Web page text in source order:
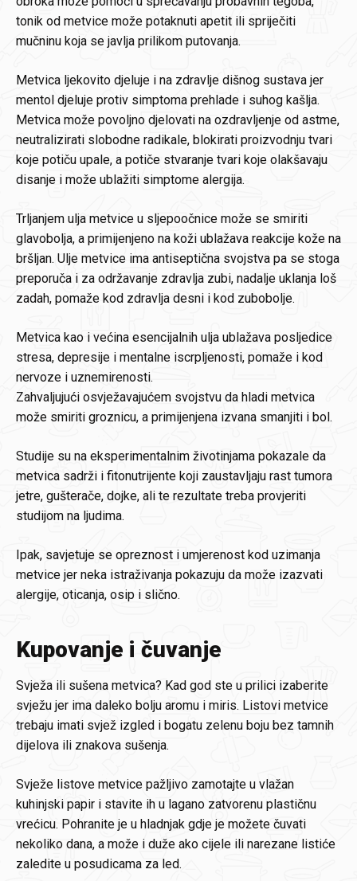
tonik od metvice može potaknuti apetit ili spriječiti
mučninu koja se javlja prilikom putovanja.
Metvica ljekovito djeluje i na zdravlje dišnog sustava jer
mentol djeluje protiv simptoma prehlade i suhog kašlja.
Metvica može povoljno djelovati na ozdravljenje od astme,
neutralizirati slobodne radikale, blokirati proizvodnju tvari
koje potiču upale, a potiče stvaranje tvari koje olakšavaju
disanje i može ublažiti simptome alergija.
Trljanjem ulja metvice u sljepoočnice može se smiriti
glavobolja, a primijenjeno na koži ublažava reakcije kože na
bršljan. Ulje metvice ima antiseptična svojstva pa se stoga
preporuča i za održavanje zdravlja zubi, nadalje uklanja loš
zadah, pomaže kod zdravlja desni i kod zubobolje.
Metvica kao i većina esencijalnih ulja ublažava posljedice
stresa, depresije i mentalne iscrpljenosti, pomaže i kod
nervoze i uznemirenosti.
Zahvaljujući osvježavajućem svojstvu da hladi metvica
može smiriti groznicu, a primijenjena izvana smanjiti i bol.
Studije su na eksperimentalnim životinjama pokazale da
metvica sadrži i fitonutrijente koji zaustavljaju rast tumora
jetre, gušterače, dojke, ali te rezultate treba provjeriti
studijom na ljudima.
Ipak, savjetuje se opreznost i umjerenost kod uzimanja
metvice jer neka istraživanja pokazuju da može izazvati
alergije, oticanja, osip i slično.
Kupovanje i čuvanje
Svježa ili sušena metvica? Kad god ste u prilici izaberite
svježu jer ima daleko bolju aromu i miris. Listovi metvice
trebaju imati svjež izgled i bogatu zelenu boju bez tamnih
dijelova ili znakova sušenja.
Svježe listove metvice pažljivo zamotajte u vlažan
kuhinjski papir i stavite ih u lagano zatvorenu plastičnu
vrećicu. Pohranite je u hladnjak gdje je možete čuvati
nekoliko dana, a može i duže ako cijele ili narezane listiće
zaledite u posudicama za led.